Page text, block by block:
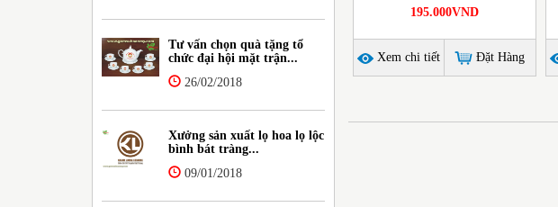
195.000VND
Xem chi tiết Đặt Hàng
Tư vấn chọn quà tặng tổ
chức đại hội mặt trận...
26/02/2018
Xưởng sản xuất lọ hoa lọ lộc
bình bát tràng...
09/01/2018